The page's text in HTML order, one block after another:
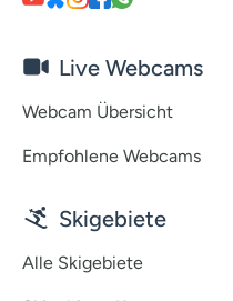
Live Webcams
Webcam Übersicht
Empfohlene Webcams
Skigebiete
Alle Skigebiete